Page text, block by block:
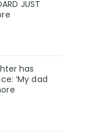
JUST
has
‘My dad